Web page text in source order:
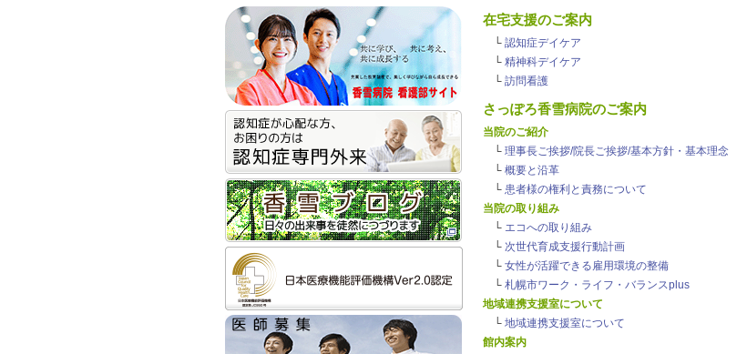
在宅支援のご案内
└ 認知症デイケア
└ 精神科デイケア
└ 訪問看護
さっぽろ香雪病院のご案内
当院のご紹介
└ 理事長ご挨拶/院長ご挨拶/基本方針・基本理念
└ 概要と沿革
└ 患者様の権利と責務について
当院の取り組み
└ エコへの取り組み
└ 次世代育成支援行動計画
└ 女性が活躍できる雇用環境の整備
└ 札幌市ワーク・ライフ・バランスplus
地域連携支援室について
└ 地域連携支援室について
館内案内